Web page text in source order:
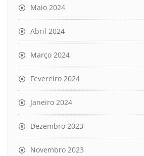
Maio 2024
Abril 2024
Março 2024
Fevereiro 2024
Janeiro 2024
Dezembro 2023
Novembro 2023